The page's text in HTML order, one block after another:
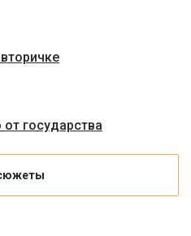
государства